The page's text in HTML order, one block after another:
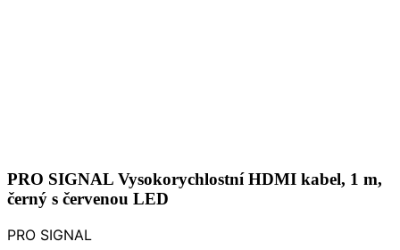
PRO SIGNAL Vysokorychlostní HDMI kabel, 1 m,
černý s červenou LED
PRO SIGNAL